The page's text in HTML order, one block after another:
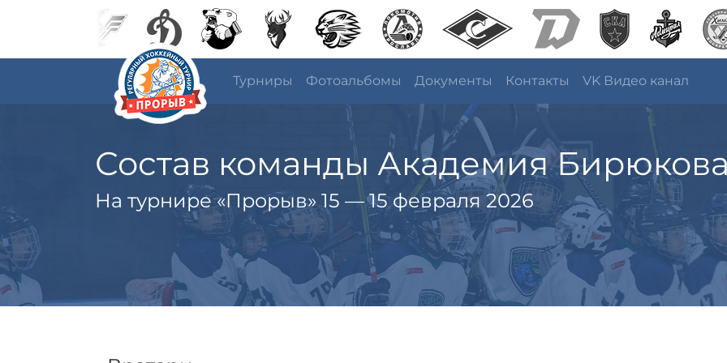
Турниры Фотоальбомы Документы Контакты VK Видео канал
Состав команды Академия
На турнире «Прорыв» 15 — 15 февраля 2026